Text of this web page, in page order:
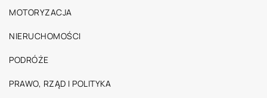
MOTORYZACJA
NIERUCHOMOŚCI
PODRÓŻE
PRAWO, RZĄD I POLITYKA